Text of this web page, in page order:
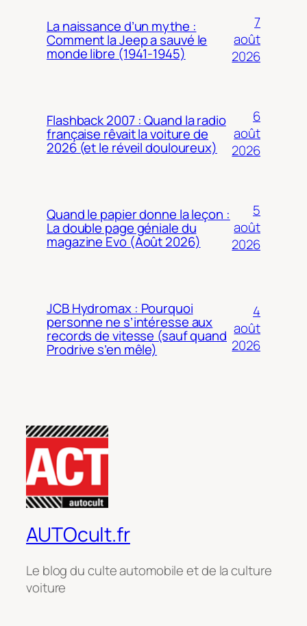
La naissance d’un mythe :
Comment la Jeep a sauvé le
monde libre (1941-1945)
7
août
2026
Flashback 2007 : Quand la radio
française rêvait la voiture de
2026 (et le réveil douloureux)
6
août
2026
Quand le papier donne la leçon :
La double page géniale du
magazine Evo (Août 2026)
5
août
2026
JCB Hydromax : Pourquoi
personne ne s’intéresse aux
records de vitesse (sauf quand
Prodrive s’en mêle)
4
août
2026
AUTOcult.fr
Le blog du culte automobile et de la culture
voiture